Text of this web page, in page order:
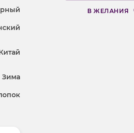
Зима
В ЖЕЛАНИЯ